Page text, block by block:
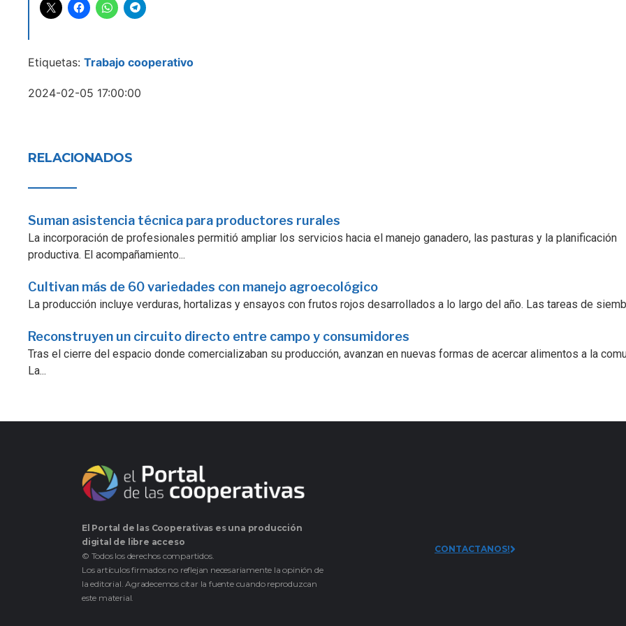
Etiquetas: Trabajo cooperativo
2024-02-05 17:00:00
RELACIONADOS
Suman asistencia técnica para productores rurales
La incorporación de profesionales permitió ampliar los servicios hacia el manejo ganadero, las pasturas y la planificación
productiva. El acompañamiento...
Cultivan más de 60 variedades con manejo agroecológico
La producción incluye verduras, hortalizas y ensayos con frutos rojos desarrollados a lo largo del año. Las tareas de
Reconstruyen un circuito directo entre campo y consumidores
Tras el cierre del espacio donde comercializaban su producción, avanzan en nuevas formas de acercar alimentos a la
La...
El Portal de las Cooperativas es una producción
digital de libre acceso
© Todos los derechos compartidos.
Los artículos firmados no reflejan necesariamente la opinión de
la editorial. Agradecemos citar la fuente cuando reproduzcan
este material.
CONTACTANOS!